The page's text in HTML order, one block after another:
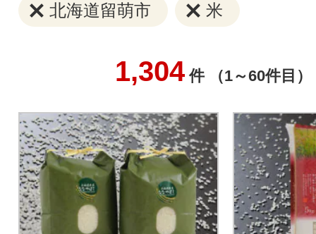
北海道留萌市 米
1,304件 （1～60件目）